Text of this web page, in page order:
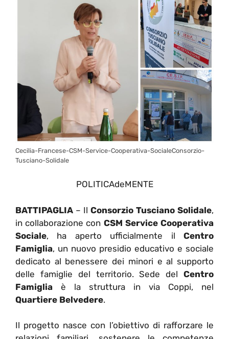
Cecilia-Francese-CSM-Service-Cooperativa-SocialeConsorzio-
Tusciano-Solidale
POLITICAdeMENTE
BATTIPAGLIA – Il Consorzio Tusciano Solidale,
in collaborazione con CSM Service Cooperativa
Sociale, ha aperto ufficialmente il Centro
Famiglia, un nuovo presidio educativo e sociale
dedicato al benessere dei minori e al supporto
delle famiglie del territorio. Sede del Centro
Famiglia è la struttura in via Coppi, nel
Quartiere Belvedere.
Il progetto nasce con l’obiettivo di rafforzare le